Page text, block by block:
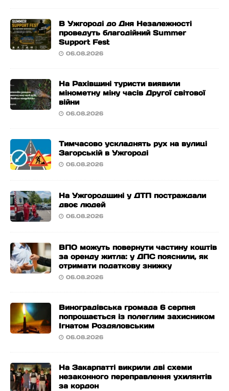
В Ужгороді до Дня Незалежності
проведуть благодійний Summer
Support Fest
06.08.2026
На Рахівщині туристи виявили
мінометну міну часів Другої світової
війни
06.08.2026
Тимчасово ускладнять рух на вулиці
Загорській в Ужгороді
06.08.2026
На Ужгородщині у ДТП постраждали
двоє людей
06.08.2026
ВПО можуть повернути частину коштів
за оренду житла: у ДПС пояснили, як
отримати податкову знижку
06.08.2026
Виноградівська громада 6 серпня
попрощається із полеглим захисником
Ігнатом Роздяловським
06.08.2026
На Закарпатті викрили дві схеми
незаконного переправлення ухилянтів
за кордон